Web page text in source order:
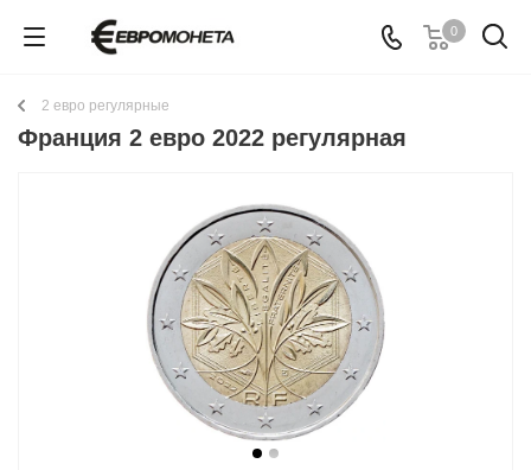
0
2 евро регулярные
Франция 2 евро 2022 регулярная